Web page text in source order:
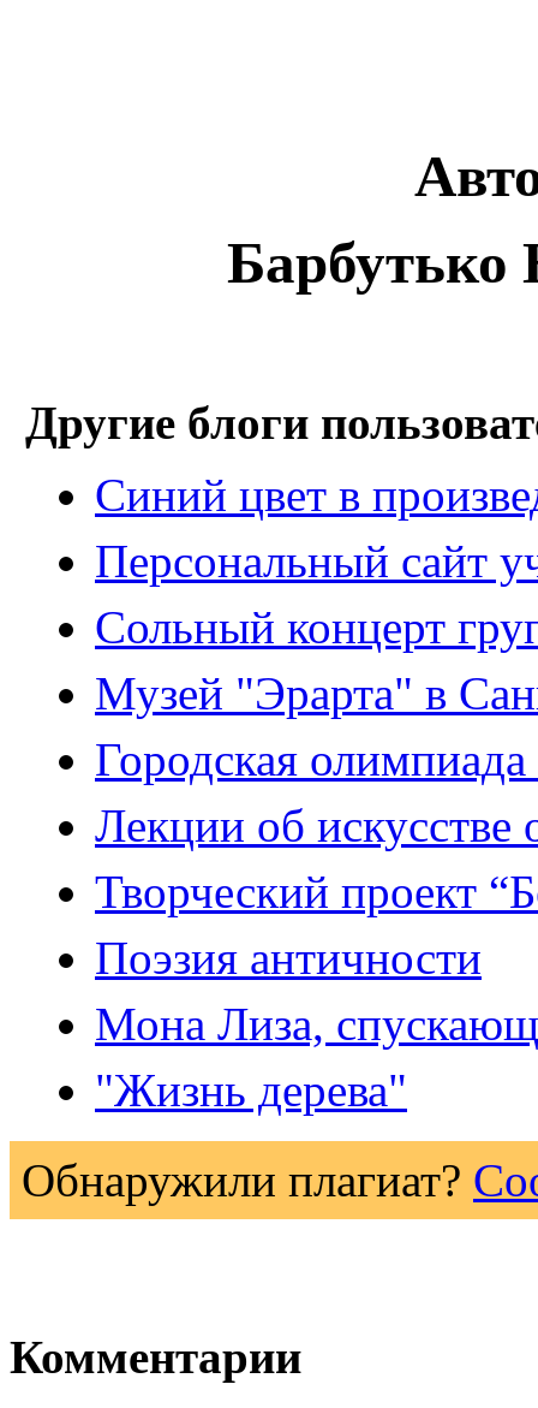
Другие блоги
Синий цвет в
Персональный сайт
Сольный концерт
Музей "Эрарта" в
Городская
Лекции об
Творческий проект
Поэзия античности
Мона Лиза,
"Жизнь дерева"
Обнаружили плагиат?
Комментарии